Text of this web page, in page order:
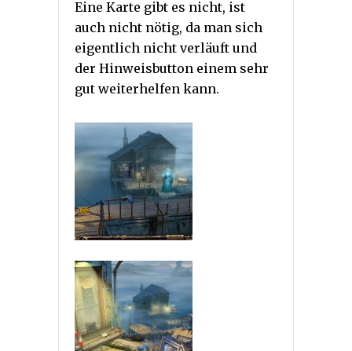
Eine Karte gibt es nicht, ist
auch nicht nötig, da man sich
eigentlich nicht verläuft und
der Hinweisbutton einem sehr
gut weiterhelfen kann.